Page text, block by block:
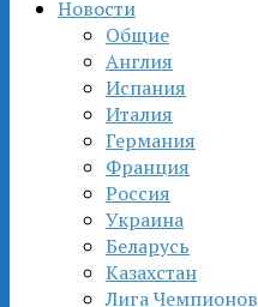
Новости
Общие
Англия
Испания
Италия
Германия
Франция
Россия
Украина
Беларусь
Казахстан
Лига Чемпионов